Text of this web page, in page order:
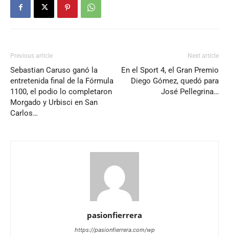
Previous article
Sebastian Caruso ganó la
entretenida final de la Fórmula
1100, el podio lo completaron
Morgado y Urbisci en San
Carlos…
Next article
En el Sport 4, el Gran Premio
Diego Gómez, quedó para
José Pellegrina…
pasionfierrera
https://pasionfierrera.com/wp